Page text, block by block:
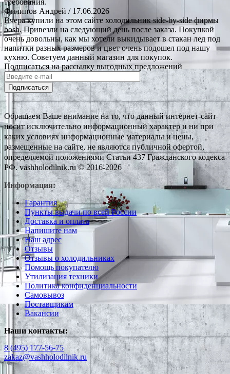
Филипов Андрей / 17.06.2026
Вчера купили на этом сайте холодильник side-by-side фирмы
bosh. Привезли на следующий день после заказа. Покупкой
очень довольны, как мы хотели выкидывает в стакан лед под
напитки разных размеров и цвет очень подошел под нашу
кухню. Советуем данный магазин для покупок.
Подписаться на рассылку выгодных предложений
Подписаться
Обращаем Ваше внимание на то, что данный интернет-сайт
носит исключительно информационный характер и ни при
каких условиях информационные материалы и цены,
размещенные на сайте, не являются публичной офертой,
определяемой положениями Статьи 437 Гражданского кодекса
РФ. vashholodilnik.ru © 2016-2026
Информация:
Гарантия
Пункты выдачи по всей России
Доставка и оплата
Напишите нам
Наш адрес
Отзывы
Отзывы о холодильниках
Помощь покупателю
Утилизация техники
Политика конфиденциальности
Самовывоз
Поставщикам
Вакансии
Наши контакты:
8 (495) 177-56-75
zakaz@vashholodilnik.ru